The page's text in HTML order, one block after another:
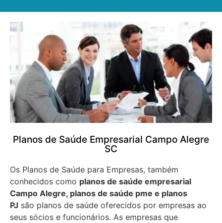
Planos de Saúde Empresarial Campo Alegre
SC
Os Planos de Saúde para Empresas, também
conhecidos como planos de saúde empresarial
Campo Alegre, planos de saúde pme e planos
PJ são planos de saúde oferecidos por empresas ao
seus sócios e funcionários. As empresas que